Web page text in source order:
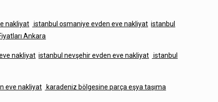
nakliyat istanbul osmaniye evden eve nakliyat istanbul
Ankara
nakliyat istanbul nevşehir evden eve nakliyat istanbul
eve nakliyat
karadeniz bölgesine parça eşya taşıma